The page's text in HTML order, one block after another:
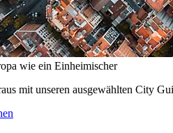
wie ein Einheimischer
mit unseren ausgewählten City